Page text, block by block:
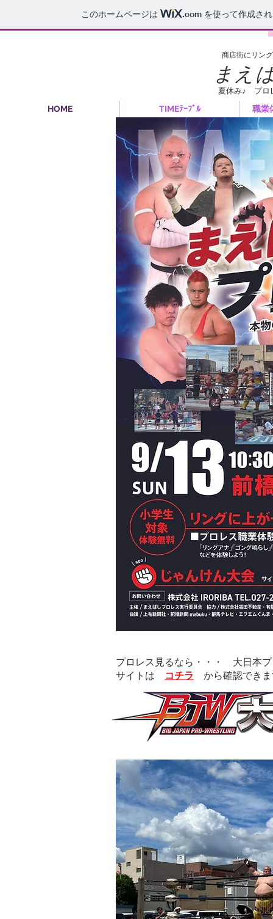
このホームページは .com を使って作成さ
商店街にリン
まえ
夏休み♪ プロ
HOME TIMEﾃｰﾌﾞﾙ 職業
プロレス見るなら・・・ 大日本
​サイトは
コチラ から確認でき